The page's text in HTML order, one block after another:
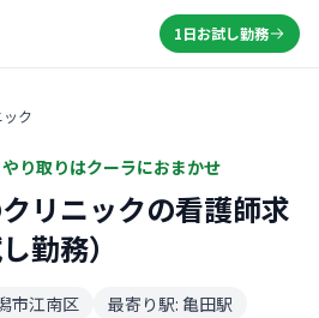
1日お試し勤務
ク
り取りはクーラにおまかせ
リニックの看護師求
勤務）
市江南区 最寄り駅: 亀田駅